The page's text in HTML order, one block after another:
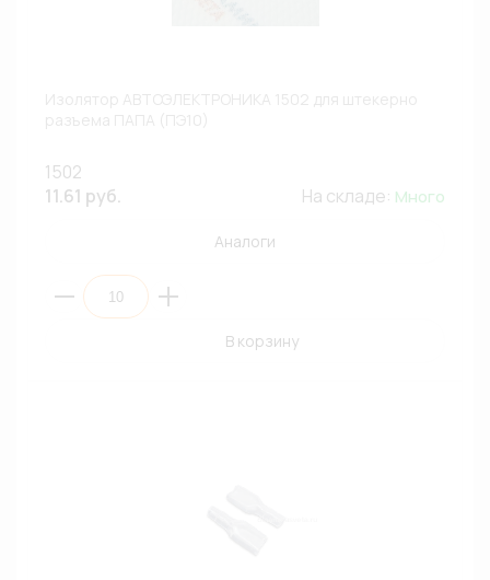
1502
11.61 руб.
На складе: Много
Аналоги
В корзину